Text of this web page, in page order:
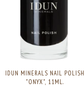
IDUN MINERALS NAIL POLISH
"ONYX", 11ML.